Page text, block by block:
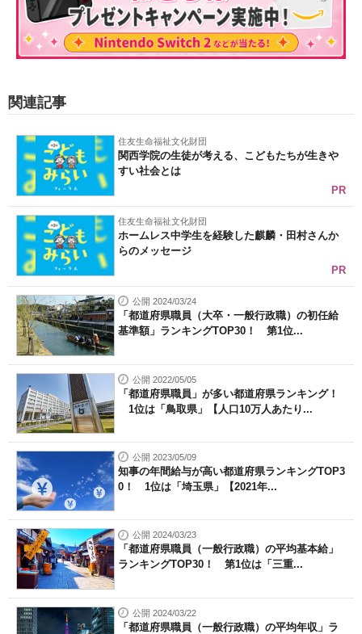
関連記事
住友生命福祉文化財団
関西学院の生徒が考える、こどもたちが生きや
すい社会とは
PR
住友生命福祉文化財団
ホームレス中学生を経験した麒麟・田村さんか
らのメッセージ
PR
公開 2024/03/24
「都道府県職員（大卒・一般行政職）の初任給
基準額」ランキングTOP30！ 第1位...
公開 2022/05/05
「都道府県職員」が多い都道府県ランキング！
1位は「鳥取県」【人口10万人あたり...
公開 2023/05/09
知事の年間給与が高い都道府県ランキングTOP3
0！ 1位は「埼玉県」【2021年...
公開 2024/03/23
「都道府県職員（一般行政職）の平均基本給」
ランキングTOP30！ 第1位は「三重...
公開 2024/03/22
「都道府県職員（一般行政職）の平均年収」ラ